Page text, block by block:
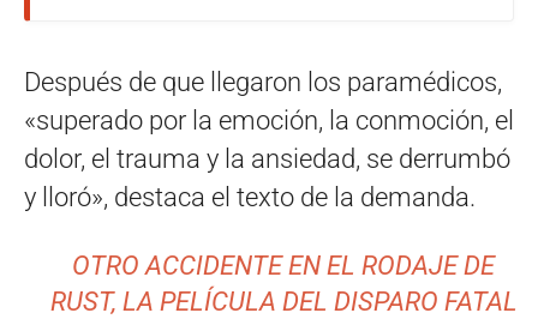
Después de que llegaron los paramédicos,
«superado por la emoción, la conmoción, el
dolor, el trauma y la ansiedad, se derrumbó
y lloró», destaca el texto de la demanda.
OTRO ACCIDENTE EN EL RODAJE DE
RUST, LA PELÍCULA DEL DISPARO FATAL